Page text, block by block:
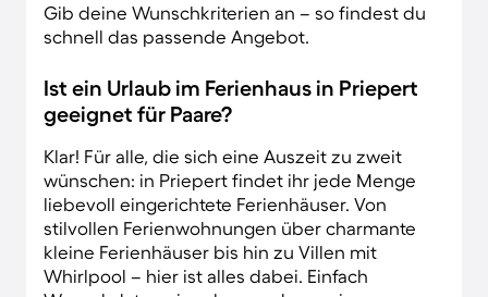
Gib deine Wunschkriterien an – so findest du
schnell das passende Angebot.
Ist ein Urlaub im Ferienhaus in Priepert
geeignet für Paare?
Klar! Für alle, die sich eine Auszeit zu zweit
wünschen: in Priepert findet ihr jede Menge
liebevoll eingerichtete Ferienhäuser. Von
stilvollen Ferienwohnungen über charmante
kleine Ferienhäuser bis hin zu Villen mit
Whirlpool – hier ist alles dabei. Einfach